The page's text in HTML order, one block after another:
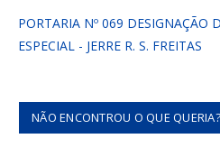
PORTARIA Nº 069 DESIGNAÇÃO
ESPECIAL - JERRE R. S. FREITAS
NÃO ENCONTROU O QUE QUERIA?